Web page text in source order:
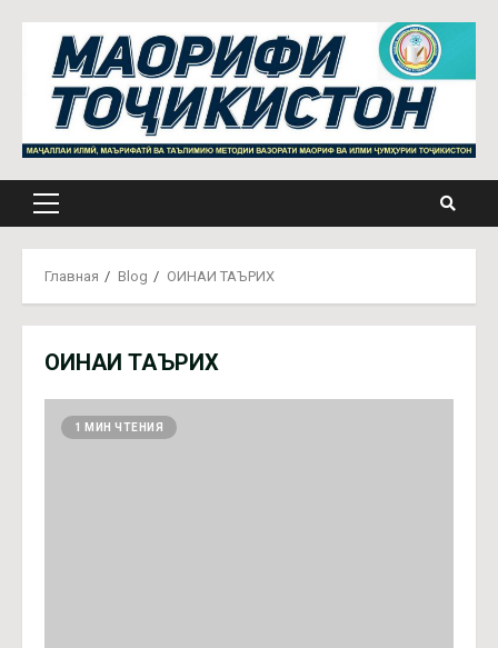
содержимому
Основное
Главная Blog ОИНАИ ТАЪРИХ
ОИНАИ ТАЪРИХ
1 МИН ЧТЕНИЯ